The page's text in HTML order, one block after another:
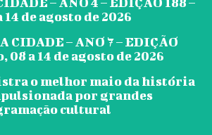
14 de agosto de 2026
CIDADE – ANO 7 – EDIÇÃO
08 a 14 de agosto de 2026
o melhor maio da história
por grandes
cultural